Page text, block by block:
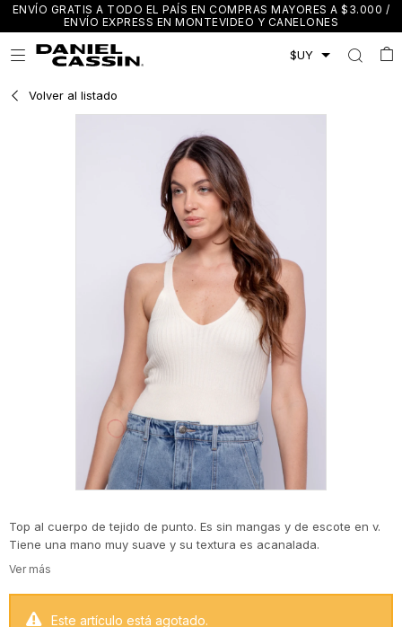
ENVÍO GRATIS A TODO EL PAÍS EN COMPRAS MAYORES A $3.000 /
ENVÍO EXPRESS EN MONTEVIDEO Y CANELONES

Volver al listado
Top al cuerpo de tejido de punto. Es sin mangas y de escote en v.
Tiene una mano muy suave y su textura es acanalada.
Este artículo está agotado.